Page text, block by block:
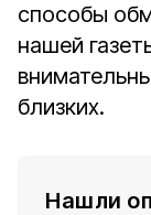
способы
нашей
близких.
Нашли